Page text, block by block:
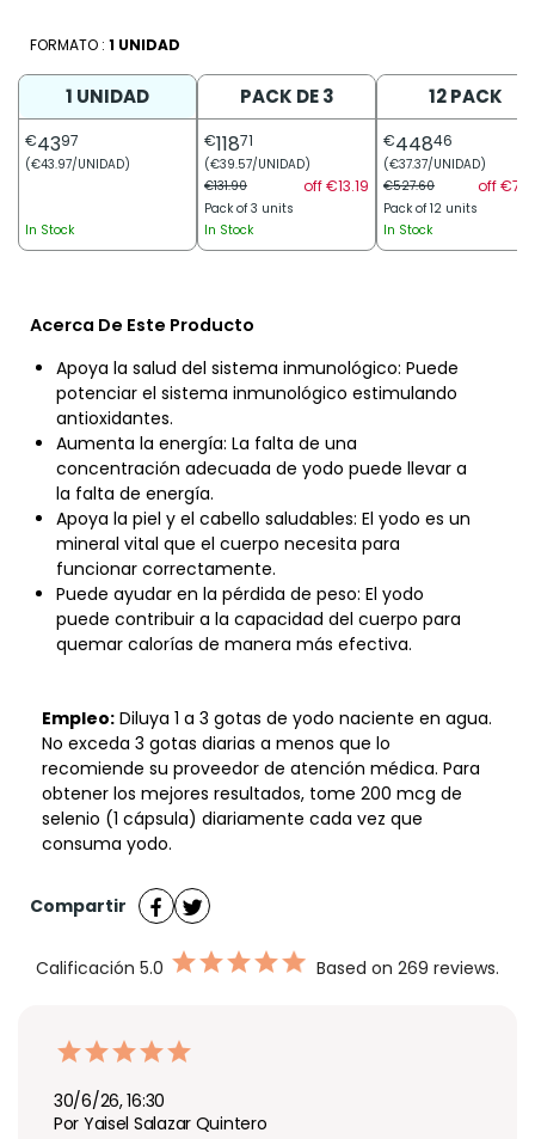
FORMATO : 1 UNIDAD
1 UNIDAD
€4397
(€43.97/UNIDAD)
In Stock
PACK DE 3
€11871
(€39.57/UNIDAD)
€131.90
off €13.19
Pack of 3 units
In Stock
12 PACK
€44846
(€37.37/UNIDAD)
€527.60
off
Pack of 12 units
In Stock
Acerca De Este Producto
Apoya la salud del sistema inmunológico: Puede
potenciar el sistema inmunológico estimulando
antioxidantes.
Aumenta la energía: La falta de una
concentración adecuada de yodo puede llevar a
la falta de energía.
Apoya la piel y el cabello saludables: El yodo es un
mineral vital que el cuerpo necesita para
funcionar correctamente.
Puede ayudar en la pérdida de peso: El yodo
puede contribuir a la capacidad del cuerpo para
quemar calorías de manera más efectiva.
Empleo: Diluya 1 a 3 gotas de yodo naciente en agua.
No exceda 3 gotas diarias a menos que lo
recomiende su proveedor de atención médica. Para
obtener los mejores resultados, tome 200 mcg de
selenio (1 cápsula) diariamente cada vez que
consuma yodo.
Compartir
Calificación 5.0 Based on 269 reviews.
30/6/26, 16:30
Por Yaisel Salazar Quintero